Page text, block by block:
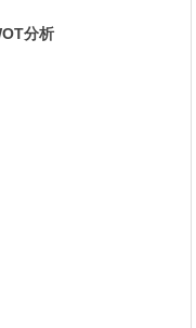
分析